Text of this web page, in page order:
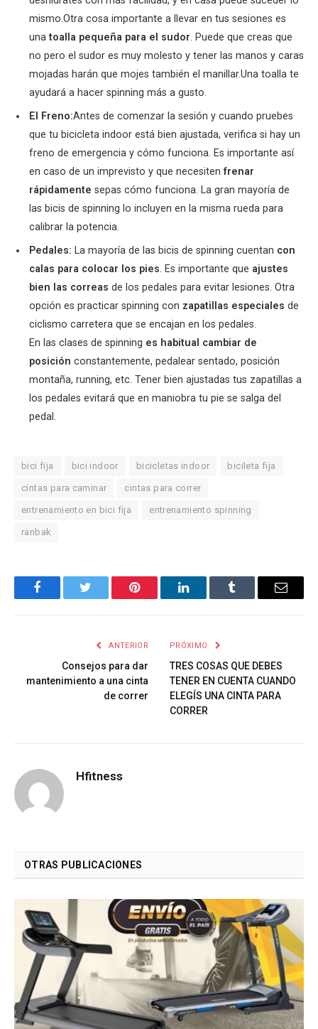
mismo.Otra cosa importante a llevar en tus sesiones es
unatoalla pequeña para el sudor. Puede que creas que
no pero el sudor es muy molesto y tener las manos y caras
mojadas harán que mojes también el manillar.Una toalla te
ayudará a hacer spinning más a gusto.
El Freno:Antes de comenzar la sesión y cuando pruebes
que tu bicicleta indoor está bien ajustada, verifica si hay un
freno de emergencia y cómo funciona. Es importante así
en caso de un imprevisto y que necesitenfrenar
rápidamente sepas cómo funciona. La gran mayoría de
las bicis de spinning lo incluyen en la misma rueda para
calibrar la potencia.
Pedales: La mayoría de las bicis de spinning cuentan con
calas para colocar los pies. Es importante que ajustes
bien las correas de los pedales para evitar lesiones. Otra
opción es practicar spinning con zapatillas especiales de
ciclismo carretera que se encajan en los pedales.
En las clases de spinning es habitual cambiar de
posición constantemente, pedalear sentado, posición
montaña, running, etc. Tener bien ajustadas tus zapatillas a
los pedales evitará que en maniobra tu pie se salga del
pedal.
bici fija bici indoor bicicletas indoor bicileta fija
cintas para caminar cintas para correr
entrenamiento en bici fija entrenamiento spinning
ranbak
FacebookTwitter Pinterest LinkedInTumblr Email
ANTERIOR
Consejos para dar
mantenimiento a una cinta
de correr
PRÓXIMO
TRES COSAS QUE DEBES
TENER EN CUENTA CUANDO
ELEGÍS UNA CINTA PARA
CORRER
Hfitness
OTRAS PUBLICACIONES